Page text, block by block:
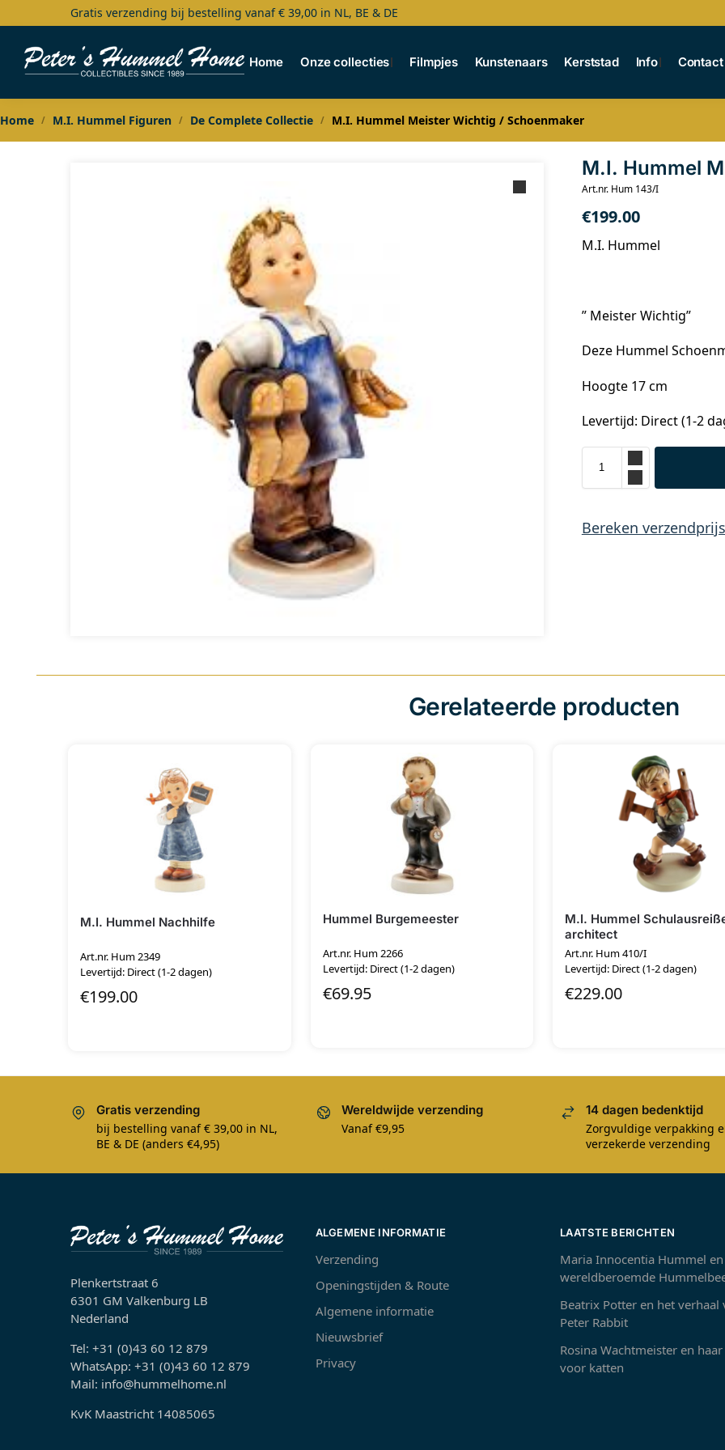
Gratis verzending bij bestelling vanaf € 39,00 in NL, BE & DE
Home Onze collecties Filmpjes Kunstenaars Kerststad Info Contact
Search
Home / M.I. Hummel Figuren / De Complete Collectie / M.I. Hummel Meister Wichtig / Schoenmaker
M.I. Hummel
Art.nr. Hum 143/I
€199.00
M.I. Hummel
” Meister Wichtig”
Deze Hummel
Hoogte 17 cm
Levertijd: Direct (1-2
Bereken verzendprijs
Gerelateerde producten
M.I. Hummel Nachhilfe
Art.nr. Hum 2349
Levertijd: Direct (1-2 dagen)
€199.00
Hummel Burgemeester
Art.nr. Hum 2266
Levertijd: Direct (1-2 dagen)
€69.95
M.I. Hummel
architect
Art.nr. Hum 410/I
Levertijd: Direct (1-2 dagen)
€229.00
Gratis verzending
bij bestelling vanaf € 39,00 in NL,
BE & DE (anders €4,95)
Wereldwijde verzending
Vanaf €9,95
14 dagen bedenktijd
Zorgvuldige verpakking
verzekerde verzending
Plenkertstraat 6
6301 GM Valkenburg LB
Nederland
Tel: +31 (0)43 60 12 879
WhatsApp: +31 (0)43 60 12 879
Mail: info@hummelhome.nl
KvK Maastricht 14085065
ALGEMENE INFORMATIE
Verzending
Openingstijden & Route
Algemene informatie
Nieuwsbrief
Privacy
LAATSTE BERICHTEN
Maria Innocentia Hummel
wereldberoemde
Beatrix Potter en het verhaal
Peter Rabbit
Rosina Wachtmeister en
voor katten